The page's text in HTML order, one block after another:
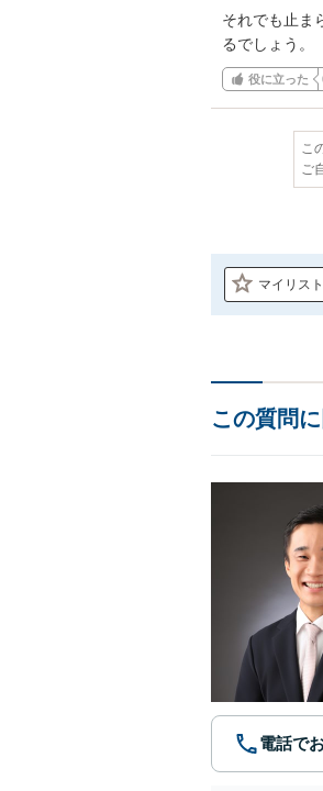
それでも止ま
るでしょう。
役に立った
こ
ご
マイリス
この質問
電話で